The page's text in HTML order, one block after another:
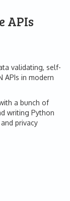
APIs
validating, self-
APIs in modern
a bunch of
writing Python
privacy